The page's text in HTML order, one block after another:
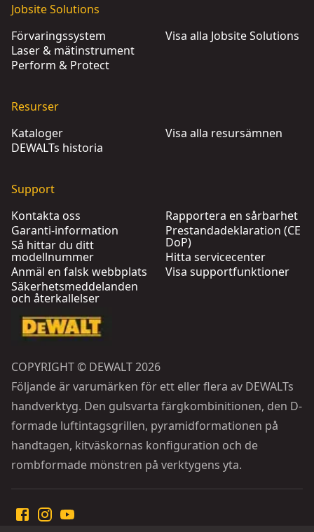
Jobsite Solutions
Förvaringssystem
Laser & mätinstrument
Perform & Protect
Visa alla Jobsite Solutions
Resurser
Kataloger
DEWALTs historia
Visa alla resursämnen
Support
Kontakta oss
Garanti-information
Så hittar du ditt
modellnummer
Anmäl en falsk webbplats
Säkerhetsmeddelanden
och återkallelser
Rapportera en sårbarhet
Prestandadeklaration (CE
DoP)
Hitta servicecenter
Visa supportfunktioner
COPYRIGHT © DEWALT 2026
Följande är varumärken för ett eller flera av DEWALTs
handverktyg. Den gulsvarta färgkombinitionen, den D-
formade luftintagsgrillen, pyramidformationen på
handtagen, kitväskornas konfiguration och de
rombformade mönstren på verktygens yta.